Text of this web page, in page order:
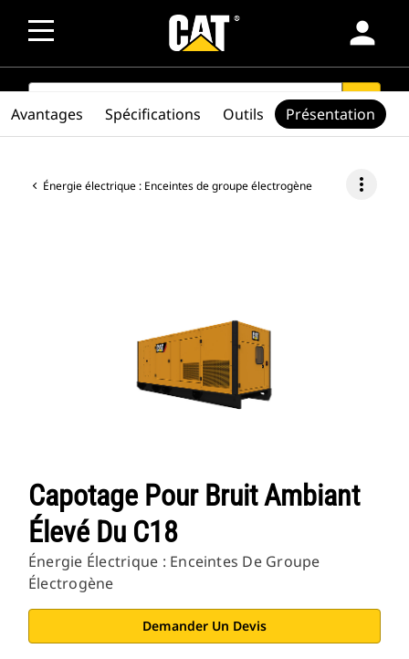
person
SEARCH search
Énergie électrique : Enceintes de groupe électrogène more_vert
Capotage Pour Bruit Ambiant
Élevé Du C18
Énergie Électrique : Enceintes De Groupe
Électrogène
Demander Un Devis
Avantages Spécifications Outils Présentation